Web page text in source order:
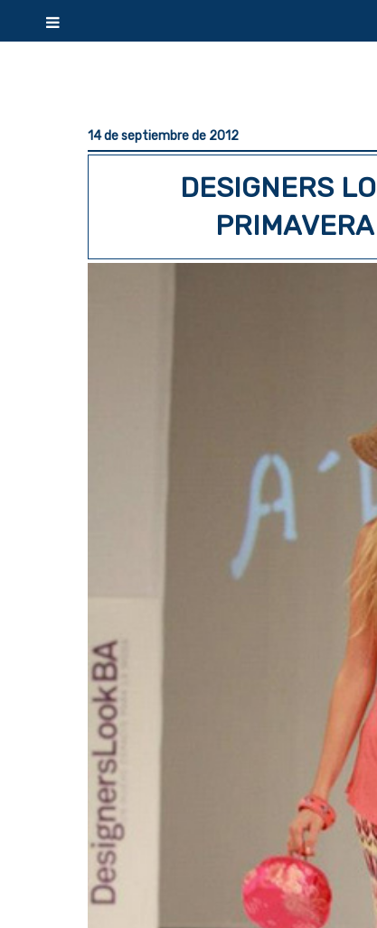
14 de septiembre de 2012
DESIGNERS